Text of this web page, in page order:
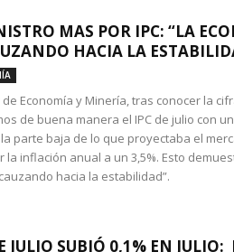
MAS POR IPC: “LA
HACIA LA
de Economía y Minería, tras conocer la
de buena manera el IPC de julio con
parte baja de lo que proyectaba el
la inflación anual a un 3,5%. Esto
hacia la estabilidad”.
JULIO SUBIÓ 0,1% EN JULIO: